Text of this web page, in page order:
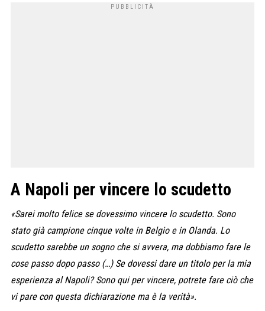
A Napoli per vincere lo scudetto
«Sarei molto felice se dovessimo vincere lo scudetto. Sono
stato già campione cinque volte in Belgio e in Olanda. Lo
scudetto sarebbe un sogno che si avvera, ma dobbiamo fare le
cose passo dopo passo (…) Se dovessi dare un titolo per la mia
esperienza al Napoli? Sono qui per vincere, potrete fare ciò che
vi pare con questa dichiarazione ma è la verità».